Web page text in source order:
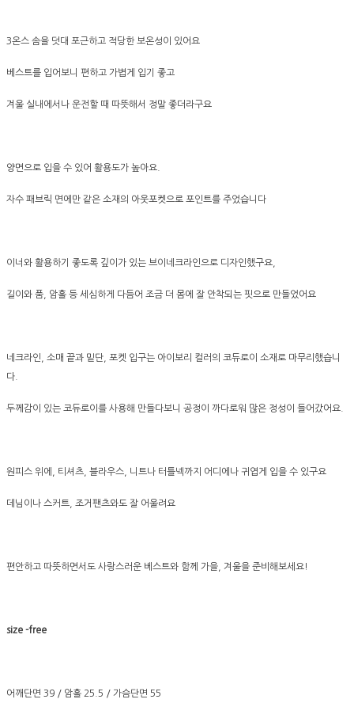
3온스 솜을 덧대 포근하고 적당한 보온성이 있어요
베스트를 입어보니 편하고 가볍게 입기 좋고
겨울 실내에서나 운전할 때 따뜻해서 정말 좋더라구요
양면으로 입을 수 있어 활용도가 높아요.
자수 패브릭 면에만 같은 소재의 아웃포켓으로 포인트를 주었습니다
이너와 활용하기 좋도록 깊이가 있는 브이네크라인으로 디자인했구요,
길이와 품, 암홀 등 세심하게 다듬어 조금 더 몸에 잘 안착되는 핏으로 만들었어요
네크라인, 소매 끝과 밑단, 포켓 입구는 아이보리 컬러의 코듀로이 소재로 마무리했습니
다.
두께감이 있는 코듀로이를 사용해 만들다보니 공정이 까다로워 많은 정성이 들어갔어요.
원피스 위에, 티셔츠, 블라우스, 니트나 터틀넥까지 어디에나 귀엽게 입을 수 있구요
데님이나 스커트, 조거팬츠와도 잘 어울려요
편안하고 따뜻하면서도 사랑스러운 베스트와 함께 가을, 겨울을 준비해보세요!
size -free
어깨단면 39 / 암홀 25.5 / 가슴단면 55